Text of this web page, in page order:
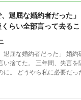
、退屈な婚約者だった
らい全部言って去る
退屈な婚約者だった」 婚
い捨てた。 三年間、失言
に。 どうやら私に必要だっ
人”という役割だけだった
で殿下の従兄に求婚してい